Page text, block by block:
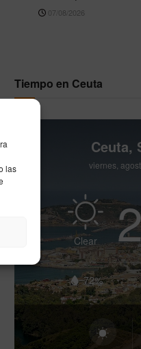
las
07/08/2026
Tiempo en Ceuta
Ceuta,
viernes,
Clear
72%